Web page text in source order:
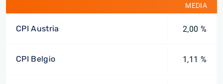
MEDIA
CPI Austria 2,00 %
CPI Belgio 1,11 %